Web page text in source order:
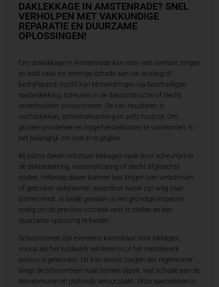
DAKLEKKAGE IN AMSTENRADE? SNEL
VERHOLPEN MET VAKKUNDIGE
REPARATIE EN DUURZAME
OPLOSSINGEN!
Een daklekkage in Amstenrade kan voor veel overlast zorgen
en leidt vaak tot ernstige schade aan uw woning of
bedrijfspand. Vocht kan binnendringen via beschadigde
dakbedekking, scheuren in de dakconstructie of slecht
onderhouden schoorstenen. Dit kan resulteren in
vochtplekken, schimmelvorming en zelfs houtrot. Om
grotere problemen en hoge herstelkosten te voorkomen, is
het belangrijk om snel in te grijpen.
Bij platte daken ontstaan lekkages vaak door scheurtjes in
de dakbedekking, waterophoping of slecht afgedichte
naden. Hellende daken kunnen last krijgen van verschoven
of gebroken dakpannen, waardoor water zijn weg naar
binnen vindt. In beide gevallen is een grondige inspectie
nodig om de precieze oorzaak vast te stellen en een
duurzame oplossing te bieden.
Schoorstenen zijn eveneens kwetsbaar voor lekkages,
vooral als het loodwerk versleten is of het metselwerk
poreus is geworden. Dit kan ervoor zorgen dat regenwater
langs de schoorsteen naar binnen sijpelt, wat schade aan de
binnenmuren en plafonds veroorzaakt. Onze specialisten in